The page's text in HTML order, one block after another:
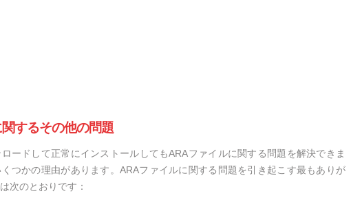
するその他の問題
ードして正常にインストールしてもARAファイルに関する問題を解決できま
つかの理由があります。ARAファイルに関する問題を引き起こす最もありが
次のとおりです：